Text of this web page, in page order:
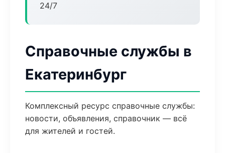
24/7
Справочные службы в
Екатеринбург
Комплексный ресурс справочные службы:
новости, объявления, справочник — всё
для жителей и гостей.